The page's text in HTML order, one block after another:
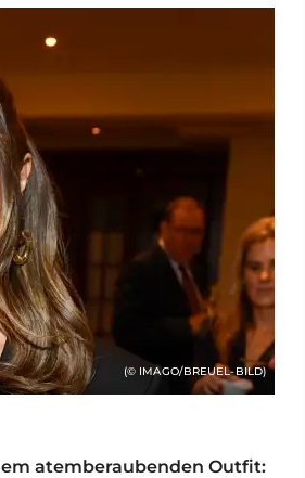
(© IMAGO/BREUEL-BILD)
atemberaubenden Outfit: